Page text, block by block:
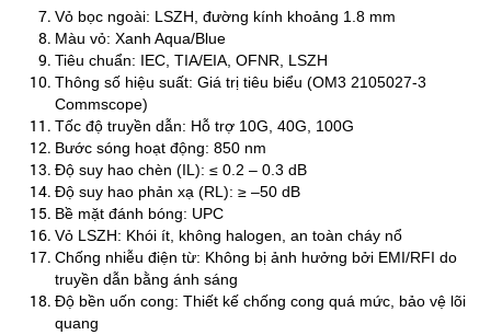
Vỏ bọc ngoài: LSZH, đường kính khoảng 1.8 mm
Màu vỏ: Xanh Aqua/Blue
Tiêu chuẩn: IEC, TIA/EIA, OFNR, LSZH
Thông số hiệu suất: Giá trị tiêu biểu (OM3 2105027‑3
Commscope)
Tốc độ truyền dẫn: Hỗ trợ 10G, 40G, 100G
Bước sóng hoạt động: 850 nm
Độ suy hao chèn (IL): ≤ 0.2 – 0.3 dB
Độ suy hao phản xạ (RL): ≥ –50 dB
Bề mặt đánh bóng: UPC
Vỏ LSZH: Khói ít, không halogen, an toàn cháy nổ
Chống nhiễu điện từ: Không bị ảnh hưởng bởi EMI/RFI do
truyền dẫn bằng ánh sáng
Độ bền uốn cong: Thiết kế chống cong quá mức, bảo vệ lõi
quang